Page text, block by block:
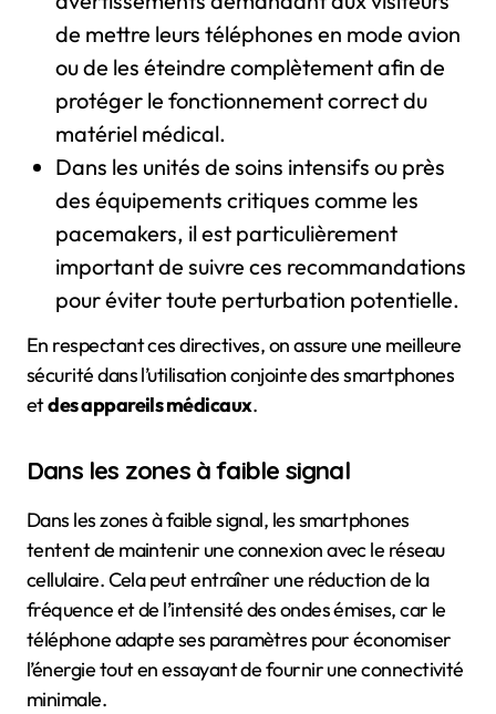
de mettre leurs téléphones en mode avion
ou de les éteindre complètement afin de
protéger le fonctionnement correct du
matériel médical.
Dans les unités de soins intensifs ou près
des équipements critiques comme les
pacemakers, il est particulièrement
important de suivre ces recommandations
pour éviter toute perturbation potentielle.
En respectant ces directives, on assure une meilleure
sécurité dans l’utilisation conjointe des smartphones
etdes appareils médicaux.
Dans les zones à faible signal
Dans les zones à faible signal, les smartphones
tentent de maintenir une connexion avec le réseau
cellulaire. Cela peut entraîner une réduction de la
fréquence et de l’intensité des ondes émises, car le
téléphone adapte ses paramètres pour économiser
l’énergie tout en essayant de fournir une connectivité
minimale.